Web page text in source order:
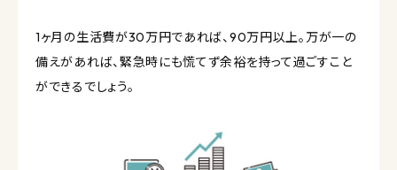
1ヶ月の生活費が30万円であれば、90万円以上。万が一の
備えがあれば、緊急時にも慌てず余裕を持って過ごすこと
ができるでしょう。